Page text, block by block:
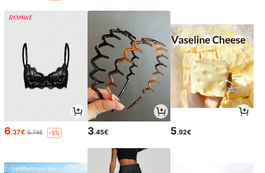
6.37€ 6.74€ -5% 3.45€ 5.92€